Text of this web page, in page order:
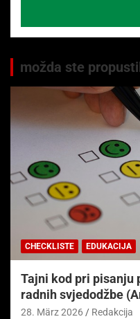
možda ste
CHECKLISTE EDUKACIJA
Tajni kod pri pisanju
radnih svjedodžbe
28. März 2026 Redakcija